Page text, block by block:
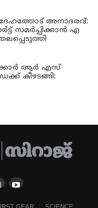
അനാദരവ്:
സമര്‍പ്പിക്കാന്‍ എ
ആര്‍ എസ്
കീഴടങ്ങി: